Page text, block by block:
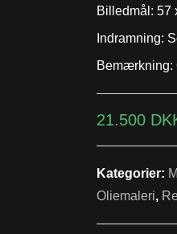
Billedmål: 57
Indramning:
Bemærkning:
21.500
Kategorier:
Oliemaleri,